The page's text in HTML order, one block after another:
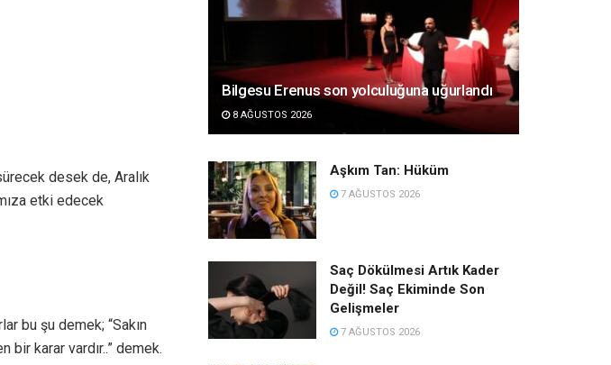
desek de, Aralık
etki edecek
bu şu demek; “Sakın
karar vardır..” demek.
Bilgesu Erenus son yolculuğuna uğurlandı
8 AĞUSTOS 2026
Aşkım Tan: Hüküm
7 AĞUSTOS 2026
Saç Dökülmesi Artık Kader
Değil! Saç Ekiminde Son
Gelişmeler
7 AĞUSTOS 2026